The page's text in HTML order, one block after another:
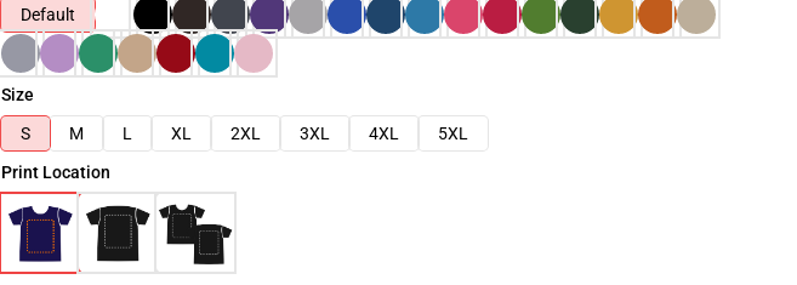
Default
Size
S
M L XL 2XL 3XL 4XL
5XL
Print Location